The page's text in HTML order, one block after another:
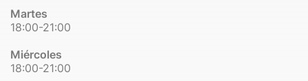
Martes
18:00-21:00
Miércoles
18:00-21:00